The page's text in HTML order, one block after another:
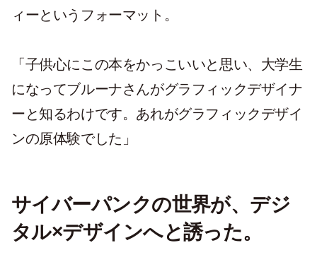
ィーというフォーマット。
「子供心にこの本をかっこいいと思い、大学生
になってブルーナさんがグラフィックデザイナ
ーと知るわけです。あれがグラフィックデザイ
ンの原体験でした」
サイバーパンクの世界が、デジ
タル×デザインへと誘った。